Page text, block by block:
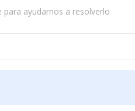
ayudarnos a resolverlo